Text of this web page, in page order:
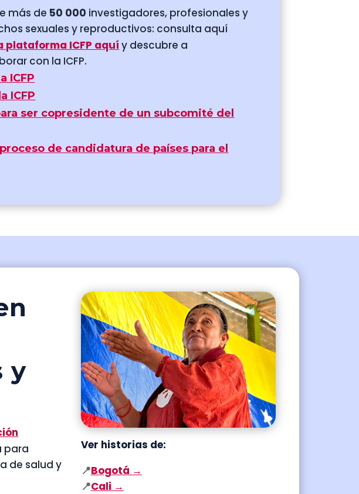
más de 50 000 investigadores, profesionales y
sexuales y reproductivos: consulta aquí
plataforma ICFP aquí y descubre a
con la ICFP.
ICFP
ICFP
ser copresidente de un subcomité del
de candidatura de países para el
y
para
de salud y
Ver historias de:
📍Bogotá →
📍Cali →